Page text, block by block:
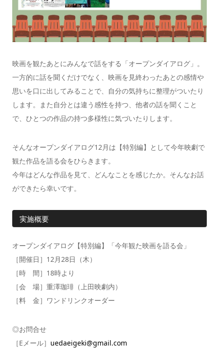
映画を観たあとにみんなで話をする「オープンダイアログ」。
一方的に話を聞くだけでなく、映画を見終わったあとの感情や
思いを口に出してみることで、自分の気持ちに整理がついたり
します。また自分とは違う感性を持つ、他者の話を聞くこと
で、ひとつの作品の持つ多様性に気づいたりします。
そんなオープンダイアログ12月は【特別編】として今年映劇で
観た作品を語る会をひらきます。
今年はどんな作品を見て、どんなことを感じたか。そんなお話
ができたら幸いです。
実施概要
オープンダイアログ【特別編】「今年観た映画を語る会」
［開催日］12月28日（木）
［時 間］18時より
［会 場］重澤珈琲（上田映劇内）
［料 金］ワンドリンクオーダー
◎お問合せ
［Eメール］ uedaeigeki@gmail.com